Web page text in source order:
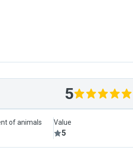
5
of animals Value
5